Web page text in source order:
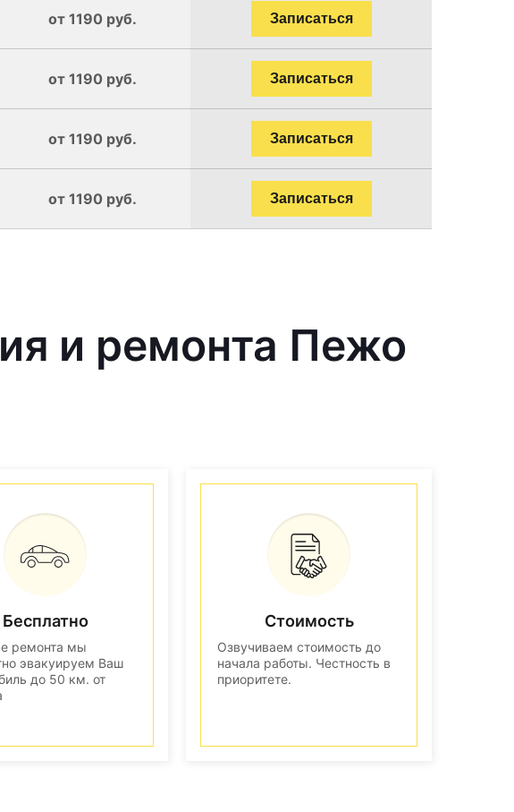
от 1190 руб. Записаться
от 1190 руб. Записаться
от 1190 руб. Записаться
от 1190 руб. Записаться
и ремонта Пежо
Бесплатно
ремонта мы
эвакуируем Ваш
до 50 км. от
Стоимость
Озвучиваем стоимость до
начала работы. Честность в
приоритете.